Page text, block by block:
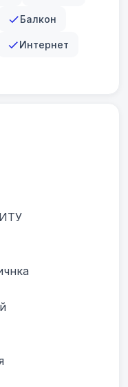
Балкон
Интернет